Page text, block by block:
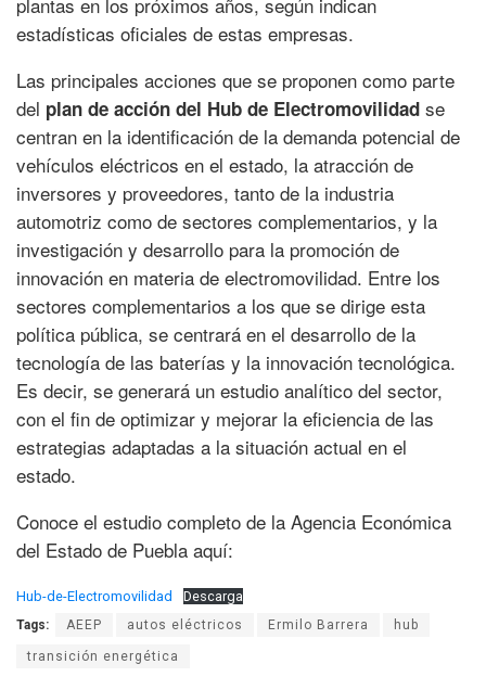
estadísticas oficiales de estas empresas.
Las principales acciones que se proponen como parte
del plan de acción del Hub de Electromovilidad se
centran en la identificación de la demanda potencial de
vehículos eléctricos en el estado, la atracción de
inversores y proveedores, tanto de la industria
automotriz como de sectores complementarios, y la
investigación y desarrollo para la promoción de
innovación en materia de electromovilidad. Entre los
sectores complementarios a los que se dirige esta
política pública, se centrará en el desarrollo de la
tecnología de las baterías y la innovación tecnológica.
Es decir, se generará un estudio analítico del sector,
con el fin de optimizar y mejorar la eficiencia de las
estrategias adaptadas a la situación actual en el
estado.
Conoce el estudio completo de la Agencia Económica
del Estado de Puebla aquí:
Hub-de-Electromovilidad Descarga
Tags: AEEP autos eléctricos Ermilo Barrera hub
transición energética